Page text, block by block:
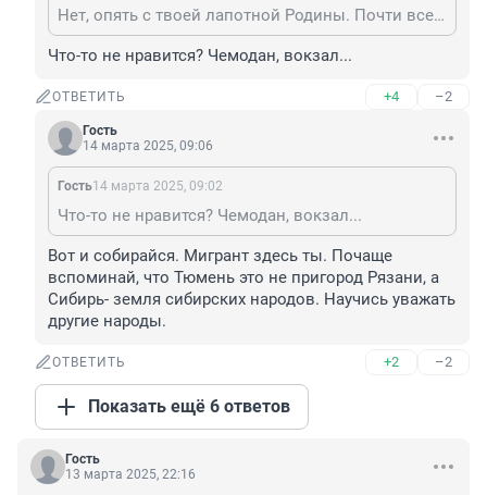
Нет, опять с твоей лапотной Родины. Почти все хамы, матерящиеся при старших, плюющие на тротуары, это ваши дети. При этом круглосуточно поливаете азиатов. Нутро у вас такое, природа, наследственность.
Что-то не нравится? Чемодан, вокзал...
ОТВЕТИТЬ +4 –2
Гость
14 марта 2025, 09:06
Гость14 марта 2025, 09:02
Что-то не нравится? Чемодан, вокзал...
Вот и собирайся. Мигрант здесь ты. Почаще
вспоминай, что Тюмень это не пригород Рязани, а
Сибирь- земля сибирских народов. Научись уважать
другие народы.
ОТВЕТИТЬ +2 –2
Показать ещё 6 ответов
Гость
13 марта 2025, 22:16